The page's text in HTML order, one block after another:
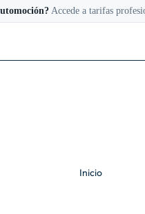
Accede a tarifas
Inicio